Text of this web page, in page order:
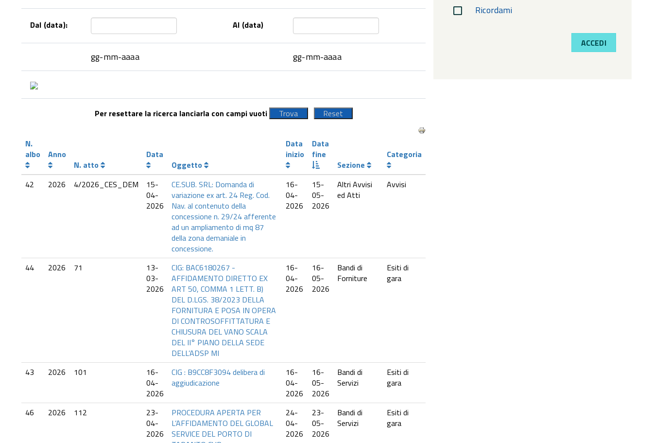
Dal (data): Al (data)
gg-mm-aaaa gg-mm-aaaa
Per resettare la ricerca lanciarla con campi vuoti
N.
albo
Anno
N. atto
Data
Oggetto
Data
inizio
Data
fine
Sezione
Categoria
42 2026 4/2026_CES_DEM
15-
04-
2026
CE.SUB. SRL: Domanda di
variazione ex art. 24 Reg. Cod.
Nav. al contenuto della
concessione n. 29/24 afferente
ad un ampliamento di mq 87
della zona demaniale in
concessione.
16-
04-
2026
15-
05-
2026
Altri Avvisi
ed Atti
Avvisi
44 2026 71
13-
03-
2026
CIG: BAC6180267 -
AFFIDAMENTO DIRETTO EX
ART 50, COMMA 1 LETT. B)
DEL D.LGS. 38/2023 DELLA
FORNITURA E POSA IN OPERA
DI CONTROSOFFITTATURA E
CHIUSURA DEL VANO SCALA
DEL II° PIANO DELLA SEDE
DELL’ADSP MI
16-
04-
2026
16-
05-
2026
Bandi di
Forniture
Esiti di
gara
43 2026 101
16-
04-
2026
CIG : B9CC8F3094 delibera di
aggiudicazione
16-
04-
2026
16-
05-
2026
Bandi di
Servizi
Esiti di
gara
46 2026 112
23-
04-
2026
PROCEDURA APERTA PER
L’AFFIDAMENTO DEL GLOBAL
SERVICE DEL PORTO DI
24-
04-
2026
23-
05-
2026
Bandi di
Servizi
Esiti di
gara
Ricordami
ACCEDI